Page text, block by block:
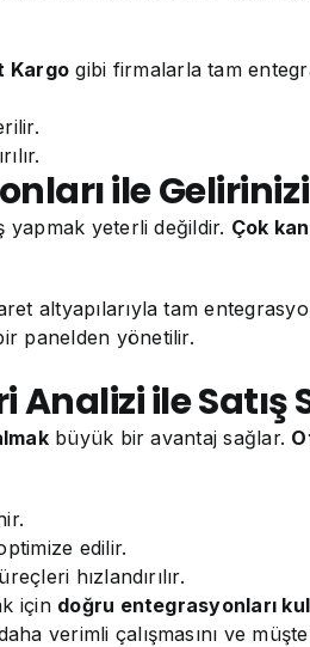
Kargo gibi firmalarla tam
ile
yapmak yeterli değildir. Çok
altyapılarıyla tam
panelden yönetilir.
ile Satış
büyük bir avantaj sağlar.
edilir.
hızlandırılır.
için doğru entegrasyonları
verimli çalışmasını ve